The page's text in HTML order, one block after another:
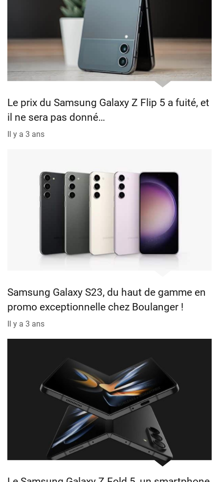
Le prix du Samsung Galaxy Z Flip 5 a fuité, et
il ne sera pas donné…
Il y a 3 ans
Samsung Galaxy S23, du haut de gamme en
promo exceptionnelle chez Boulanger !
Il y a 3 ans